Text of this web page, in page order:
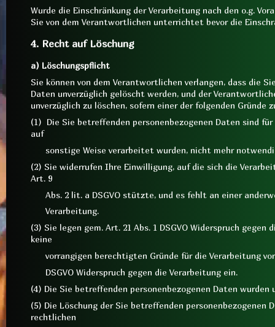
Wurde die Einschränkung der Verarbeitung nach den o.g.
Sie von dem Verantwortlichen unterrichtet bevor die
4. Recht auf Löschung
a) Löschungspflicht
Sie können von dem Verantwortlichen verlangen, dass die
Daten unverzüglich gelöscht werden, und der
unverzüglich zu löschen, sofern einer der folgenden Gründe
(1) Die Sie betreffenden personenbezogenen Daten sind
auf
sonstige Weise verarbeitet wurden, nicht mehr
(2) Sie widerrufen Ihre Einwilligung, auf die sich die
Art. 9
Abs. 2 lit. a DSGVO stützte, und es fehlt an einer
Verarbeitung.
(3) Sie legen gem. Art. 21 Abs. 1 DSGVO Widerspruch
keine
vorrangigen berechtigten Gründe für die Verarbeitung
DSGVO Widerspruch gegen die Verarbeitung ein.
(4) Die Sie betreffenden personenbezogenen Daten
(5) Die Löschung der Sie betreffenden personenbezogenen
rechtlichen